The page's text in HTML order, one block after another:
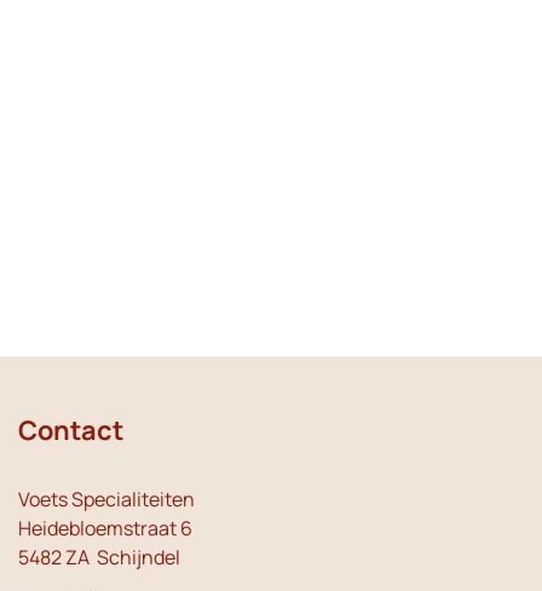
Contact
Voets Specialiteiten
Heidebloemstraat 6
5482 ZA Schijndel